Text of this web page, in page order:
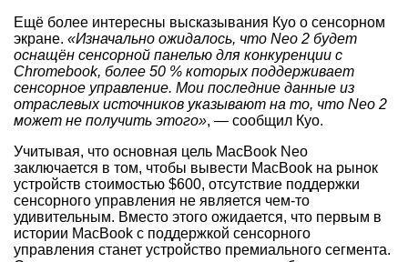
Ещё более интересны высказывания Куо о сенсорном
экране. «Изначально ожидалось, что Neo 2 будет
оснащён сенсорной панелью для конкуренции с
Chromebook, более 50 % которых поддерживает
сенсорное управление. Мои последние данные из
отраслевых источников указывают на то, что Neo 2
может не получить этого», — сообщил Куо.
Учитывая, что основная цель MacBook Neo
заключается в том, чтобы вывести MacBook на рынок
устройств стоимостью $600, отсутствие поддержки
сенсорного управления не является чем-то
удивительным. Вместо этого ожидается, что первым в
истории MacBook с поддержкой сенсорного
управления станет устройство премиального сегмента.